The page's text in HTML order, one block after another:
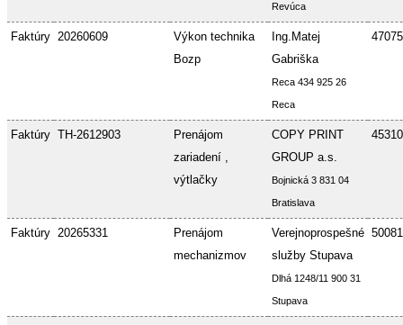
Revúca
Faktúry 20260609
Výkon technika
Bozp
Ing.Matej
Gabriška
Reca 434 925 26
Reca
Faktúry TH-2612903
Prenájom
zariadení ,
výtlačky
COPY PRINT
GROUP a.s.
Bojnická 3 831 04
Bratislava
Faktúry 20265331
Prenájom
mechanizmov
Verejnoprospešné
služby Stupava
Dlhá 1248/11 900 31
Stupava